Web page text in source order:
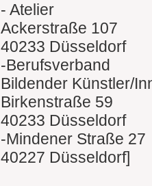
- Atelier
Ackerstraße 107
40233 Düsseldorf
-Berufsverband
Bildender Künstler/
Birkenstraße 59
40233 Düsseldorf
-Mindener Straße 27
40227 Düsseldorf]